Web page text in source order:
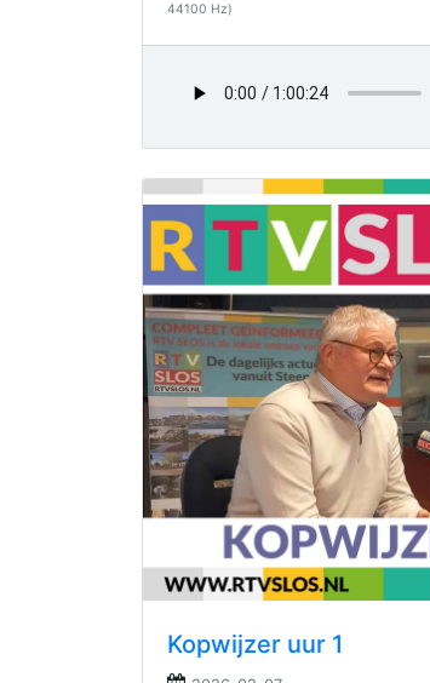
44100 Hz)
Kopwijzer uur 1